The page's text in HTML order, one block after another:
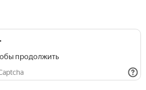
продолжить